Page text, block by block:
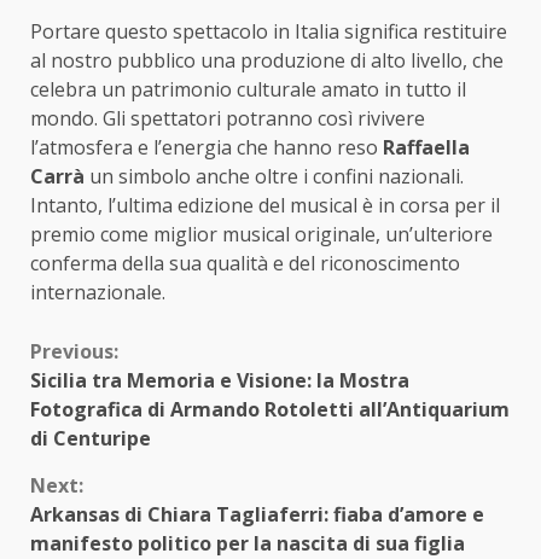
Portare questo spettacolo in Italia significa restituire
al nostro pubblico una produzione di alto livello, che
celebra un patrimonio culturale amato in tutto il
mondo. Gli spettatori potranno così rivivere
l’atmosfera e l’energia che hanno reso Raffaella
Carrà un simbolo anche oltre i confini nazionali.
Intanto, l’ultima edizione del musical è in corsa per il
premio come miglior musical originale, un’ulteriore
conferma della sua qualità e del riconoscimento
internazionale.
Continue
Reading
Previous:
Sicilia tra Memoria e Visione: la Mostra
Fotografica di Armando Rotoletti all’Antiquarium
di Centuripe
Next:
Arkansas di Chiara Tagliaferri: fiaba d’amore e
manifesto politico per la nascita di sua figlia